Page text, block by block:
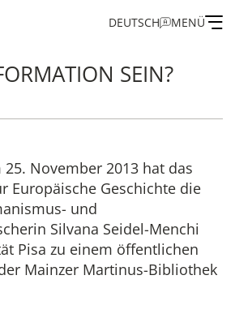
DEUTSCH MENÜ
Programme
IEG
SEIN?
November 2013 hat das
Europäische Geschichte die
und
Silvana Seidel-Menchi
Pisa zu einem öffentlichen
Mainzer Martinus-Bibliothek